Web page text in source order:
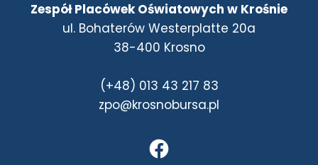
Zespół Placówek Oświatowych w Krośnie
ul. Bohaterów Westerplatte 20a
38-400 Krosno
(+48) 013 43 217 83
zpo@krosnobursa.pl